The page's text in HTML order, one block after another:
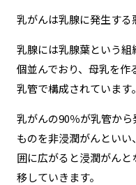
乳がんは乳腺に発生する
乳腺には乳腺葉という
個並んでおり、母乳を
乳管で構成されています。
乳がんの90％が乳管か
ものを非浸潤がんとい
囲に広がると浸潤がん
移していきます。